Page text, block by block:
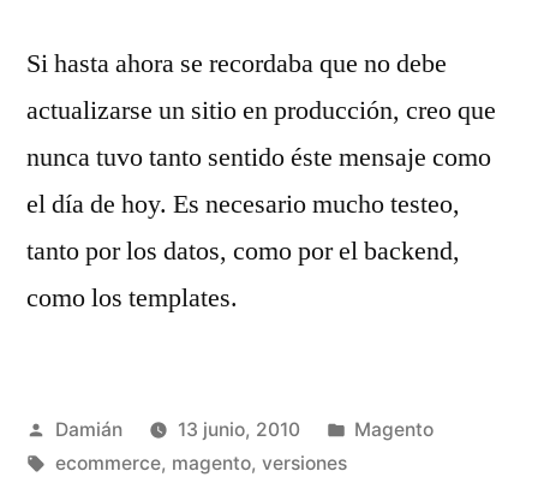
Si hasta ahora se recordaba que no debe
actualizarse un sitio en producción, creo que
nunca tuvo tanto sentido éste mensaje como
el día de hoy. Es necesario mucho testeo,
tanto por los datos, como por el backend,
como los templates.
Publicado
por
Damián 13 junio, 2010
Publicado
Magento
Etiquetas:
ecommerce, magento, versiones